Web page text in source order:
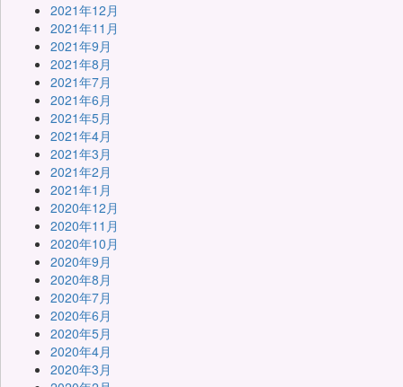
2021年12月
2021年11月
2021年9月
2021年8月
2021年7月
2021年6月
2021年5月
2021年4月
2021年3月
2021年2月
2021年1月
2020年12月
2020年11月
2020年10月
2020年9月
2020年8月
2020年7月
2020年6月
2020年5月
2020年4月
2020年3月